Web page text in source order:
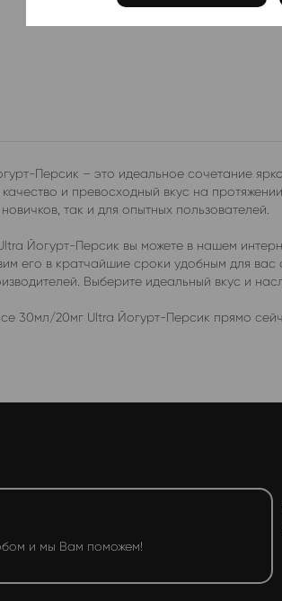
Персик – это идеальное сочетание
и превосходный вкус на
так и для опытных пользователей.
Йогурт-Персик вы можете в нашем
его в кратчайшие сроки удобным для
Выберите идеальный вкус и
30мл/20мг Ultra Йогурт-Персик прямо
и мы Вам поможем!